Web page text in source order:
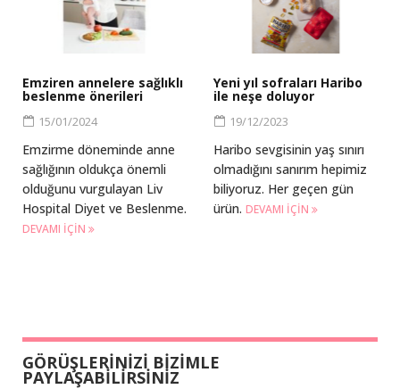
Emziren annelere sağlıklı
beslenme önerileri
15/01/2024
Emzirme döneminde anne
sağlığının oldukça önemli
olduğunu vurgulayan Liv
Hospital Diyet ve Beslenme.
DEVAMI IÇIN
Yeni yıl sofraları Haribo
ile neşe doluyor
19/12/2023
Haribo sevgisinin yaş sınırı
olmadığını sanırım hepimiz
biliyoruz. Her geçen gün
ürün. DEVAMI IÇIN
GÖRÜŞLERİNİZİ BİZİMLE
PAYLAŞABİLİRSİNİZ